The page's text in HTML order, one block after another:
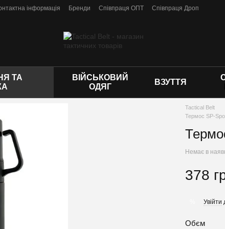
інформація Бренди Співпраця ОПТ
Співпраця Дроп
ТА
ВІЙСЬКОВИЙ
ОДЯГ
ВЗУТТЯ
Tactical Belt
Термос SP-
Немає в
378
Увійти
Обєм